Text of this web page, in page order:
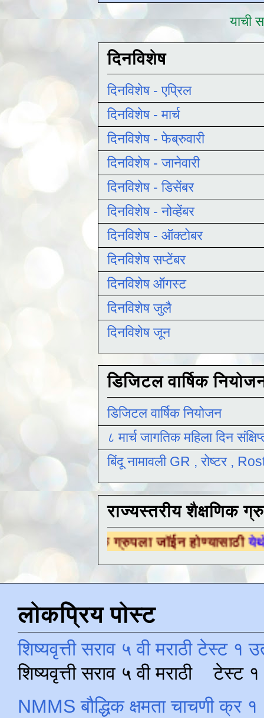
याची
दिनविशेष
दिनविशेष - एप्रिल
दिनविशेष - मार्च
दिनविशेष - फेब्रुवारी
दिनविशेष - जानेवारी
दिनविशेष - डिसेंबर
दिनविशेष - नोव्हेंबर
दिनविशेष - ऑक्टोबर
दिनविशेष सप्टेंबर
दिनविशेष ऑगस्ट
दिनविशेष जुलै
दिनविशेष जून
डिजिटल वार्षिक
डिजिटल वार्षिक नियोजन
८ मार्च जागतिक महिला दिन
बिंदू नामावली GR , रोष्टर ,
राज्यस्तरीय शैक्षणिक
ग्रुपला जॉईन होण्यासाठीयेथे क्लिक करा .
लोकप्रिय पोस्ट
शिष्यवृत्ती सराव ५ वी मराठी टेस्ट १
शिष्यवृत्ती सराव ५ वी मराठी टेस्ट
NMMS बौद्धिक क्षमता चाचणी क्र